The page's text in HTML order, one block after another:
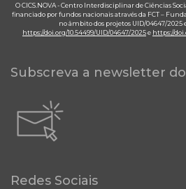
O CICS.NOVA - Centro Interdisciplinar de Ciências
financiado por fundos nacionais através da FCT –
no âmbito dos projetos UID/04647/2025
https://doi.org/10.54499/UID/04647/2025e https://
Subscreva a newsletter do
Redes Sociais